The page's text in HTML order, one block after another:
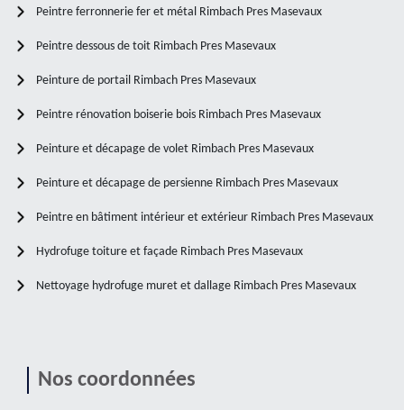
Peintre ferronnerie fer et métal Rimbach Pres Masevaux
Peintre dessous de toit Rimbach Pres Masevaux
Peinture de portail Rimbach Pres Masevaux
Peintre rénovation boiserie bois Rimbach Pres Masevaux
Peinture et décapage de volet Rimbach Pres Masevaux
Peinture et décapage de persienne Rimbach Pres Masevaux
Peintre en bâtiment intérieur et extérieur Rimbach Pres Masevaux
Hydrofuge toiture et façade Rimbach Pres Masevaux
Nettoyage hydrofuge muret et dallage Rimbach Pres Masevaux
Nos coordonnées